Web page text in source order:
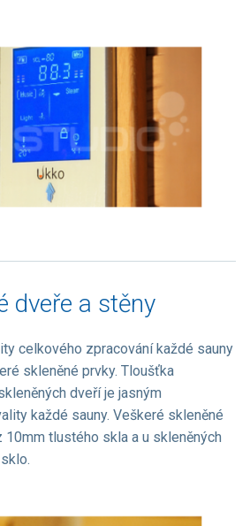
dveře a stěny
celkového zpracování každé sauny
skleněné prvky. Tloušťka
dveří je jasným
každé sauny. Veškeré skleněné
10mm tlustého skla a u skleněných